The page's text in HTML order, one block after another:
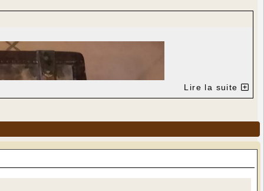
Lire la suite